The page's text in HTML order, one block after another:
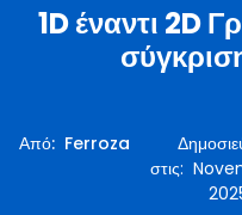
1D έναντι 2D
Από: Ferroza
στις: